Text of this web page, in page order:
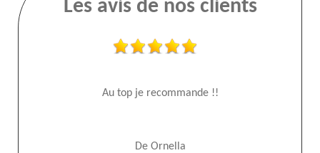
Les avis de nos clients
Au top je recommande !!
De Ornella